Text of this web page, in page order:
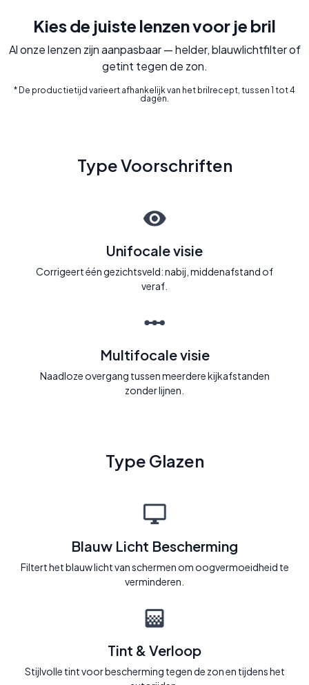
Kies de juiste lenzen voor je bril
Al onze lenzen zijn aanpasbaar — helder, blauwlichtfilter of
getint tegen de zon.
* De productietijd varieert afhankelijk van het brilrecept, tussen 1 tot 4
dagen.
Type Voorschriften
Unifocale visie
Corrigeert één gezichtsveld: nabij, middenafstand of
veraf.
Multifocale visie
Naadloze overgang tussen meerdere kijkafstanden
zonder lijnen.
Type Glazen
Blauw Licht Bescherming
Filtert het blauw licht van schermen om oogvermoeidheid te
verminderen.
Tint & Verloop
Stijlvolle tint voor bescherming tegen de zon en tijdens het